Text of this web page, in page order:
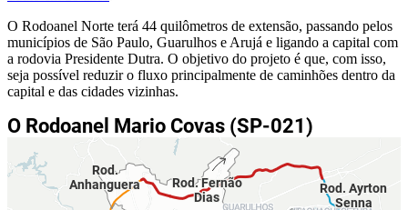
O Rodoanel Norte terá 44 quilômetros de extensão, passando pelos
municípios de São Paulo, Guarulhos e Arujá e ligando a capital com
a rodovia Presidente Dutra. O objetivo do projeto é que, com isso,
seja possível reduzir o fluxo principalmente de caminhões dentro da
capital e das cidades vizinhas.